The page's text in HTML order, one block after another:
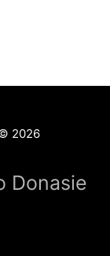
2026
Donasie